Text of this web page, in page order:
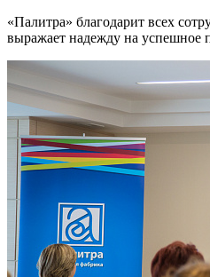
«Палитра» благодарит всех
выражает надежду на успешное